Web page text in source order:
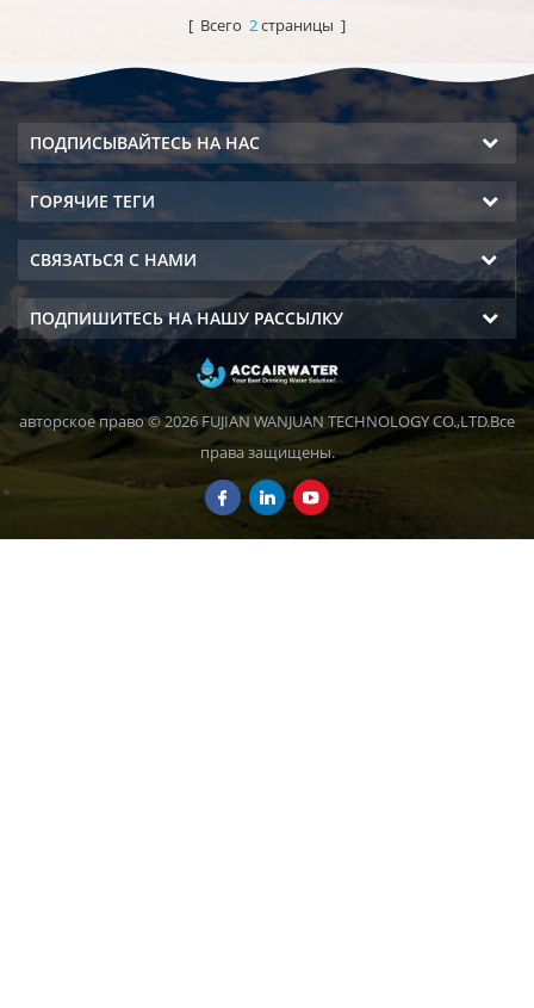
выход холодной чистой
[ Всего 2страницы ]
ПОДПИСЫВАЙТЕСЬ НА НАС
ГОРЯЧИЕ ТЕГИ
СВЯЗАТЬСЯ С НАМИ
ПОДПИШИТЕСЬ НА НАШУ РАССЫЛКУ
авторское право © 2026 FUJIAN WANJUAN TECHNOLOGY CO.,LTD.Все
права защищены.